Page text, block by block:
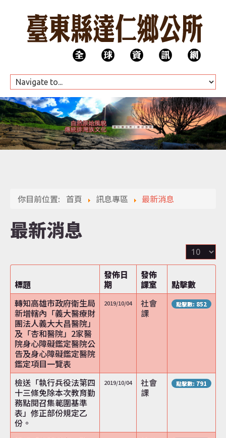
HOME
公所團隊
代表會
訊息專區
便民服務
資訊公開
你目前位置: 首頁 訊息專區 最新消息
最新消息
顯
示
目
標題
發佈日
期
發佈
課室
點擊數
轉知高雄市政府衛生局
新增轄內「義大醫療財
團法人義大大昌醫院」
及「杏和醫院」2家醫
院身心障礙鑑定醫院公
告及身心障礙鑑定醫院
鑑定項目一覽表
2019/10/04
社會
課
點擊數: 852
檢送「執行兵役法第四
十三條免除本次教育勤
務點閱召集範圍基準
表」修正部份規定乙
份。
2019/10/04
社會
課
點擊數: 791